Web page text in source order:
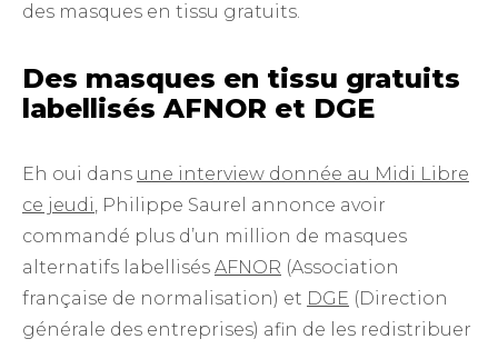
des masques en tissu gratuits.
Des masques en tissu gratuits
labellisés AFNOR et DGE
Eh oui dans une interview donnée au Midi Libre
ce jeudi, Philippe Saurel annonce avoir
commandé plus d’un million de masques
alternatifs labellisés AFNOR (Association
française de normalisation) et DGE (Direction
générale des entreprises) afin de les redistribuer